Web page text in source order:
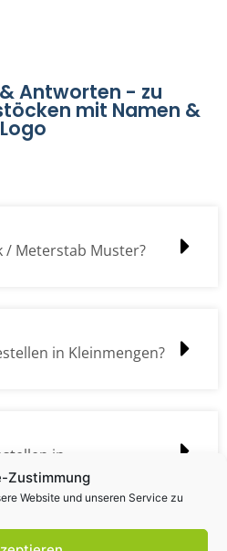
Zustimmung
Website und unseren Service zu
Antworten - zu
mit Namen &
Logo
/ Meterstab Muster?
in Kleinmengen?
in